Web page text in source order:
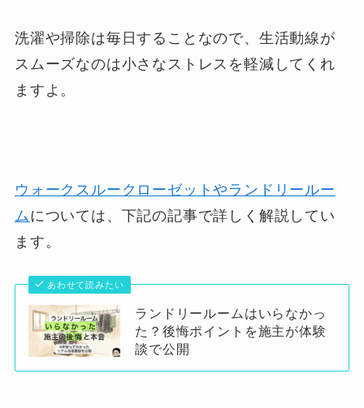
洗濯や掃除は毎日することなので、生活動線が
スムーズなのは小さなストレスを軽減してくれ
ますよ。
ウォークスルークローゼットやランドリールー
ムについては、下記の記事で詳しく解説してい
ます。
あわせて読みたい
ランドリールームはいらなかっ
た？後悔ポイントを施主が体験
談で公開